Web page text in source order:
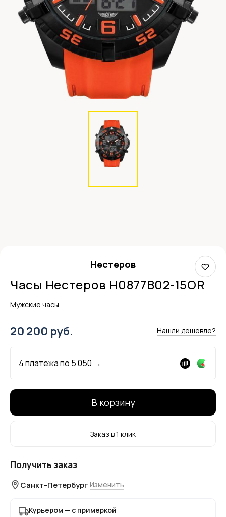
Нестеров
Часы Нестеров H0877B02-15OR
Мужские часы
20 200 руб. Нашли дешевле?
4 платежа по 5 050 →
В корзину
Заказ в 1 клик
Получить заказ
Санкт-Петербург Изменить
Курьером — с примеркой